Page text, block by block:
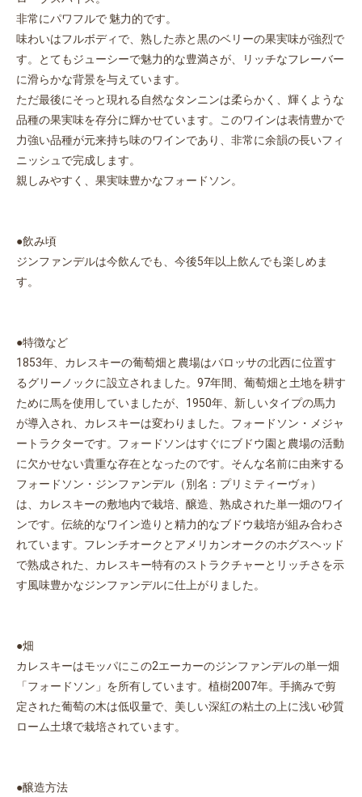
非常にパワフルで 魅力的です。
味わいはフルボディで、熟した赤と黒のベリーの果実味が強烈で
す。とてもジューシーで魅力的な豊満さが、リッチなフレーバー
に滑らかな背景を与えています。
ただ最後にそっと現れる自然なタンニンは柔らかく、輝くような
品種の果実味を存分に輝かせています。このワインは表情豊かで
力強い品種が元来持ち味のワインであり、非常に余韻の長いフィ
ニッシュで完成します。
親しみやすく、果実味豊かなフォードソン。
●飲み頃
ジンファンデルは今飲んでも、今後5年以上飲んでも楽しめま
す。
●特徴など
1853年、カレスキーの葡萄畑と農場はバロッサの北西に位置す
るグリーノックに設立されました。97年間、葡萄畑と土地を耕す
ために馬を使用していましたが、1950年、新しいタイプの馬力
が導入され、カレスキーは変わりました。フォードソン・メジャ
ートラクターです。フォードソンはすぐにブドウ園と農場の活動
に欠かせない貴重な存在となったのです。そんな名前に由来する
フォードソン・ジンファンデル（別名：プリミティーヴォ）
は、カレスキーの敷地内で栽培、醸造、熟成された単一畑のワイ
ンです。伝統的なワイン造りと精力的なブドウ栽培が組み合わさ
れています。フレンチオークとアメリカンオークのホグスヘッド
で熟成された、カレスキー特有のストラクチャーとリッチさを示
す風味豊かなジンファンデルに仕上がりました。
●畑
カレスキーはモッパにこの2エーカーのジンファンデルの単一畑
「フォードソン」を所有しています。植樹2007年。手摘みで剪
定された葡萄の木は低収量で、美しい深紅の粘土の上に浅い砂質
ローム土壌で栽培されています。
●醸造方法